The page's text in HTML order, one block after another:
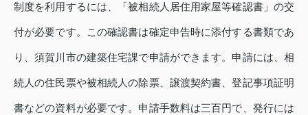
制度を利用するには、「被相続人居住用家屋等確認書」の交
付が必要です。この確認書は確定申告時に添付する書類であ
り、須賀川市の建築住宅課で申請ができます。申請には、相
続人の住民票や被相続人の除票、譲渡契約書、登記事項証明
書などの資料が必要です。申請手数料は三百円で、発行には